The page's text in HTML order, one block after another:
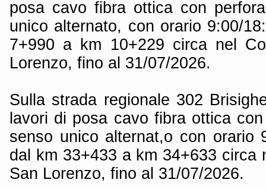
posa cavo fibra ottica con
unico alternato, con orario 9:00/
7+990 a km 10+229 circa nel
Lorenzo, fino al 31/07/2026.
Sulla strada regionale 302
lavori di posa cavo fibra ottica
senso unico alternat,o con orario
dal km 33+433 a km 34+633 circa
San Lorenzo, fino al 31/07/2026.